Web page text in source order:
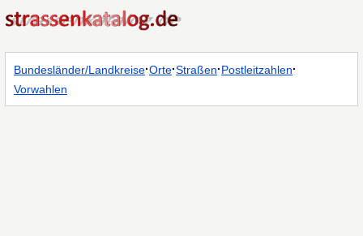
Bundesländer/Landkreise·Orte·Straßen·Postleitzahlen·
Vorwahlen